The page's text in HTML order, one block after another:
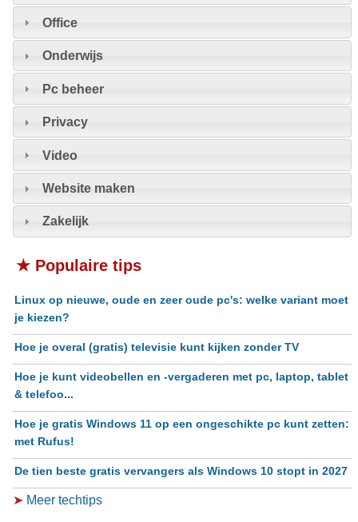
Office
Onderwijs
Pc beheer
Privacy
Video
Website maken
Zakelijk
★ Populaire tips
Linux op nieuwe, oude en zeer oude pc's: welke variant moet
je kiezen?
Hoe je overal (gratis) televisie kunt kijken zonder TV
Hoe je kunt videobellen en -vergaderen met pc, laptop, tablet
& telefoo...
Hoe je gratis Windows 11 op een ongeschikte pc kunt zetten:
met Rufus!
De tien beste gratis vervangers als Windows 10 stopt in 2027
➤ Meer techtips